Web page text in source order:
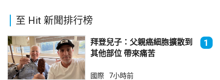
至 Hit 新聞排行榜
拜登兒子：父親癌細胞擴散到
其他部位 帶來痛苦
1
國際 7小時前